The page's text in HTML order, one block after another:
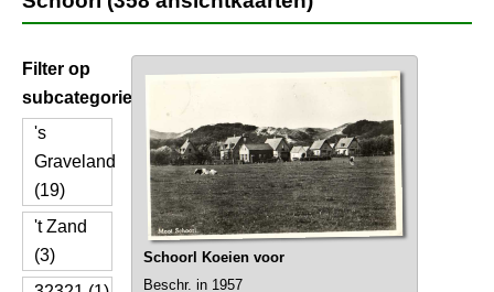
Filter op
subcategorie
's
Graveland
(19)
't Zand
(3)
Schoorl Koeien voor
Beschr. in 1957